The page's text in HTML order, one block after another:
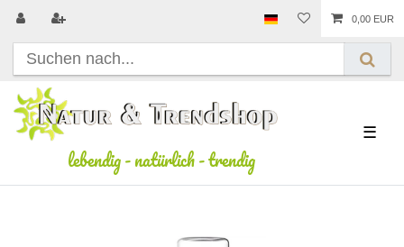
0,00 EUR
lebendig-natürlich-trendig
☰